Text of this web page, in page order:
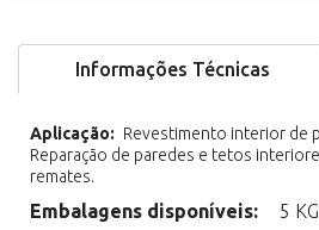
Informações Técnicas
Aplicação: Revestimento interior de
Reparação de paredes e tetos
remates.
Embalagens disponíveis: 5 KG